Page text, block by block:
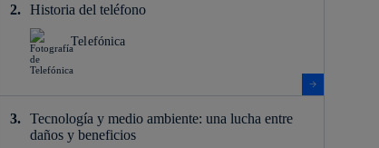
Historia del teléfono
Telefónica
Tecnología y medio ambiente: una lucha entre
daños y beneficios